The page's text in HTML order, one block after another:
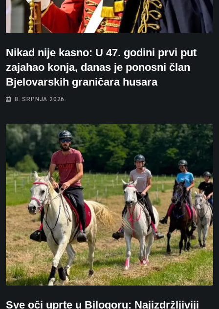
Nikad nije kasno: U 47. godini prvi put
zajahao konja, danas je ponosni član
Bjelovarskih graničara husara
8. SRPNJA 2026.
Sve oči uprte u Bilogoru: Najizdržljiviji